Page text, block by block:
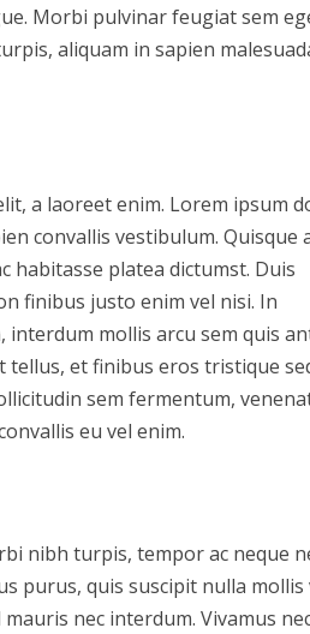
Morbi pulvinar feugiat sem
aliquam in sapien
a laoreet enim. Lorem ipsum
convallis vestibulum. Quisque
habitasse platea dictumst. Duis
finibus justo enim vel nisi. In
mollis arcu sem quis
tellus, et finibus eros tristique
sem fermentum,
eu vel enim.
nibh turpis, tempor ac neque
purus, quis suscipit nulla mollis
nec interdum. Vivamus